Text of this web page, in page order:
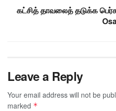
கட்சித் தாவலைத் தடுக்க
Leave a Reply
Your email address will not be
marked *